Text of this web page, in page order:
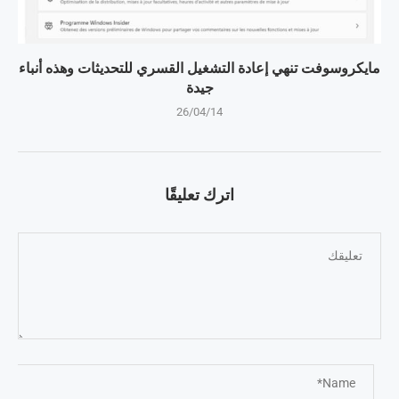
مايكروسوفت تنهي إعادة التشغيل القسري للتحديثات وهذه أنباء
جيدة
26/04/14
اترك تعليقًا